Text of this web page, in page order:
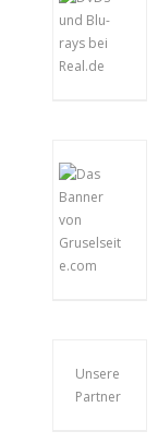
Unsere
Partner